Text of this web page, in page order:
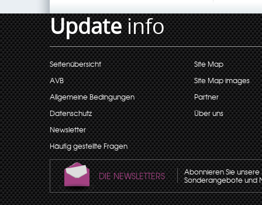
Updateinfo
Seitenübersicht
AVB
Allgemeine Bedingungen
Datenschutz
Newsletter
Häufig gestellte Fragen
Site Map
Site Map images
Partner
Über uns
DIE NEWSLETTERS Abonnieren Sie
Sonderangebote und